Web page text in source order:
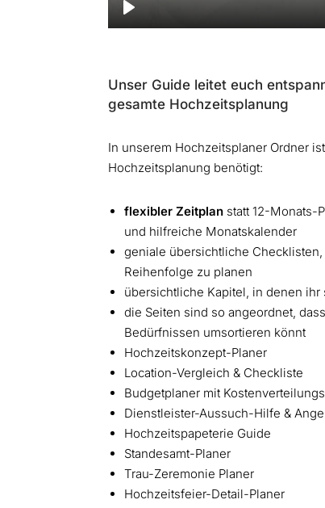
Unser Guide leitet euch
gesamte Hochzeitsplanung
In unserem Hochzeitsplaner Ordner ist
Hochzeitsplanung benötigt:
flexibler Zeitplan statt 12-Monats-
und hilfreiche Monatskalender
geniale übersichtliche
Reihenfolge zu planen
übersichtliche Kapitel, in denen
die Seiten sind so angeordnet,
Bedürfnissen umsortieren könnt
Hochzeitskonzept-Planer
Location-Vergleich & Checkliste
Budgetplaner mit
Dienstleister-Aussuch-Hilfe &
Hochzeitspapeterie Guide
Standesamt-Planer
Trau-Zeremonie Planer
Hochzeitsfeier-Detail-Planer